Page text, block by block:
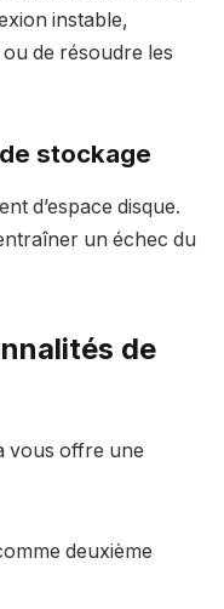
instable,
de résoudre les
stockage
d’espace disque.
un échec du
de
vous offre une
deuxième